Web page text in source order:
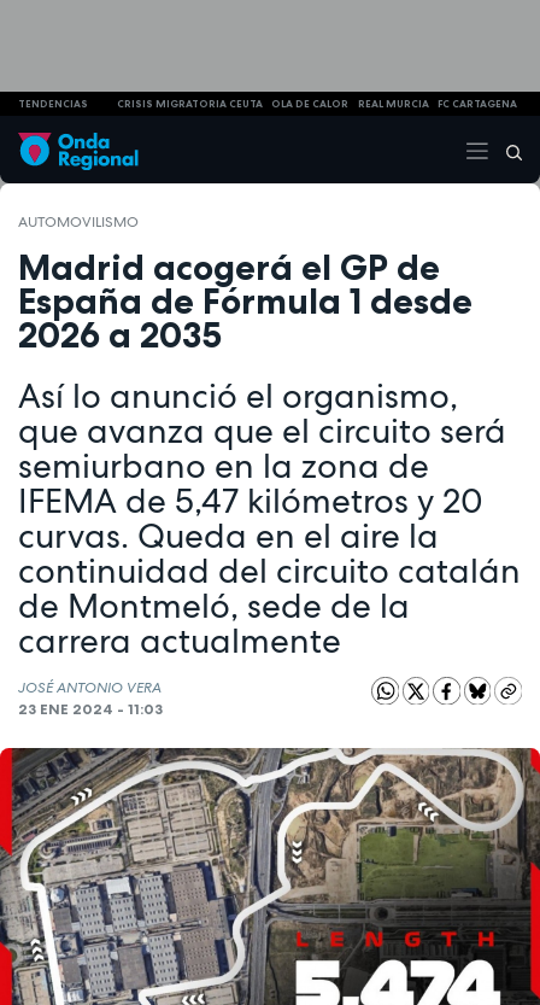
TENDENCIAS CRISIS MIGRATORIA CEUTA OLA DE CALOR REAL MURCIA FC CARTAGENA
AUTOMOVILISMO
Madrid acogerá el GP de
España de Fórmula 1 desde
2026 a 2035
Así lo anunció el organismo,
que avanza que el circuito será
semiurbano en la zona de
IFEMA de 5,47 kilómetros y 20
curvas. Queda en el aire la
continuidad del circuito catalán
de Montmeló, sede de la
carrera actualmente
JOSÉ ANTONIO VERA
23 ENE 2024 - 11:03